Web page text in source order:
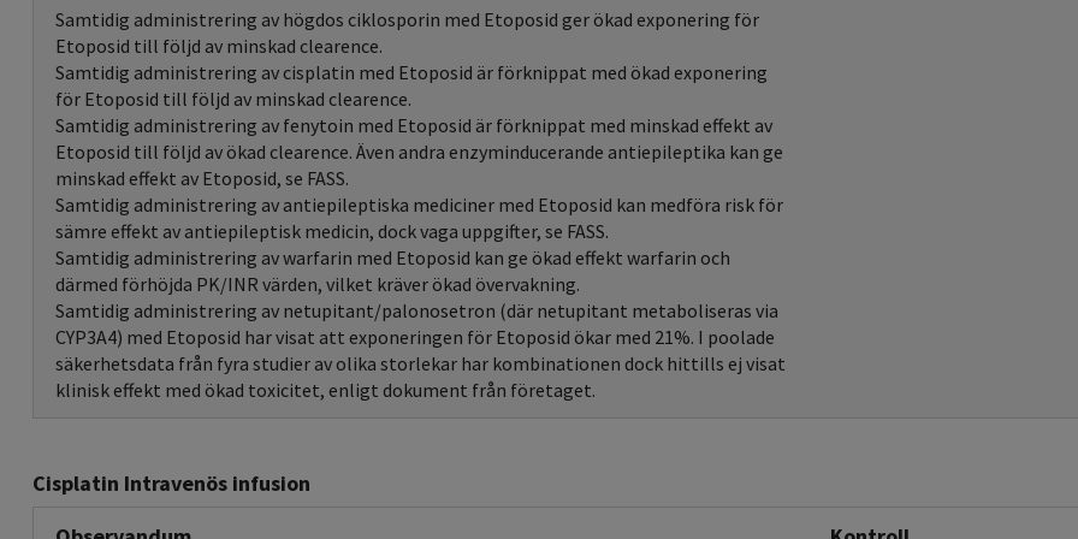
Samtidig administrering av högdos ciklosporin med Etoposid ger ökad exponering för
Etoposid till följd av minskad clearence.
Samtidig administrering av cisplatin med Etoposid är förknippat med ökad exponering
för Etoposid till följd av minskad clearence.
Samtidig administrering av fenytoin med Etoposid är förknippat med minskad effekt av
Etoposid till följd av ökad clearence. Även andra enzyminducerande antiepileptika kan ge
minskad effekt av Etoposid, se FASS.
Samtidig administrering av antiepileptiska mediciner med Etoposid kan medföra risk för
sämre effekt av antiepileptisk medicin, dock vaga uppgifter, se FASS.
Samtidig administrering av warfarin med Etoposid kan ge ökad effekt warfarin och
därmed förhöjda PK/INR värden, vilket kräver ökad övervakning.
Samtidig administrering av netupitant/palonosetron (där netupitant metaboliseras via
CYP3A4) med Etoposid har visat att exponeringen för Etoposid ökar med 21%. I poolade
säkerhetsdata från fyra studier av olika storlekar har kombinationen dock hittills ej visat
klinisk effekt med ökad toxicitet, enligt dokument från företaget.
Cisplatin Intravenös infusion